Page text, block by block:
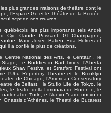
plus grandes maisons de théâtre dont le
l’Espace Go et le Théâtre de la Bordée.
sept de ses œuvres.
les plus importants tels André
Cyr, Claude Poissant, Gil Champagne,
Marie-Josée Batien, Eda Holmes et
il a confié le plus de créations.
National des Arts, le Centaur , le
le Buddies in Bad Times, l’Alberta
Shaw Festival et Stratford Festival ont
l’Ubu Repertory Theatre et le Brooklyn
de Chicago, l’American Conservatory
de Belfast, le Stufio Life de Tokyo, le
le Teatro della Limonaia de Florence, le
de Turin, le Nuevo Teatro nuovo et
d’Athènes, le Theatri de Bucarest